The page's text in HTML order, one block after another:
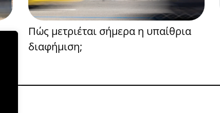
Πώς μετριέται σήμερα η υπαίθρια
διαφήμιση;